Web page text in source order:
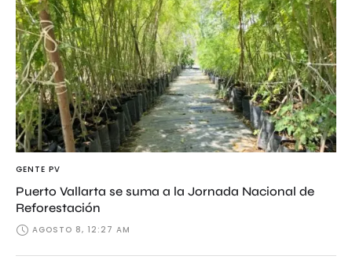
GENTE PV
Puerto Vallarta se suma a la Jornada Nacional de
Reforestación
AGOSTO 8, 12:27 AM